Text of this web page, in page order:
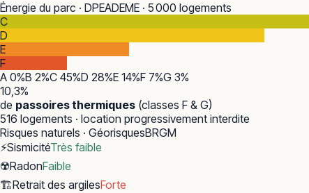
Énergie du parc · DPEADEME · 5 000 logements
C
D
E
F
A 0%B 2%C 45%D 28%E 14%F 7%G 3%
10,3%
de passoires thermiques (classes F & G)
516 logements · location progressivement interdite
Risques naturels · GéorisquesBRGM
⚡SismicitéTrès faible
☢️RadonFaible
🏗️Retrait des argilesForte